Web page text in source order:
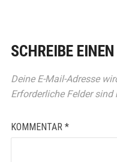
SCHREIBE
Deine E-Mail-Adresse
Erforderliche Felder sind
KOMMENTAR *